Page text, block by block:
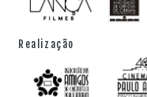
Realização